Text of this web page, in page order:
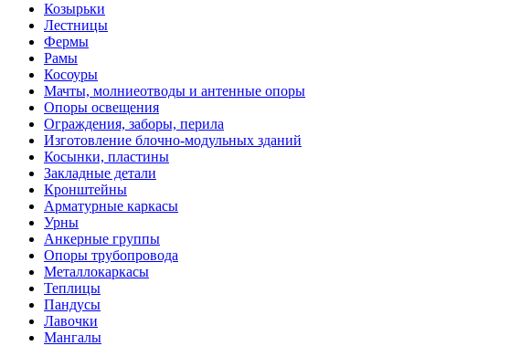
Козырьки
Лестницы
Фермы
Рамы
Косоуры
Мачты, молниеотводы и антенные опоры
Опоры освещения
Ограждения, заборы, перила
Изготовление блочно-модульных зданий
Косынки, пластины
Закладные детали
Кронштейны
Арматурные каркасы
Урны
Анкерные группы
Опоры трубопровода
Металлокаркасы
Теплицы
Пандусы
Лавочки
Мангалы